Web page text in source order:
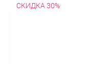
СКИДКА 30%